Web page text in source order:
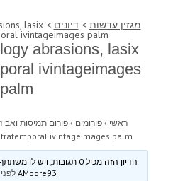
מגזין עדשות >דיונים lasix
ivintageimages palm,
abrasions, lasix
ivintageimages
palm,
ראשי › פורומים ›פורום תמיסות
ivintageimages palm,
הדיון הזה מכיל 0 תגובות, ויש לו משתתף 1, והוא עודכן לאחרונה ע״י
לפני 1 חודש